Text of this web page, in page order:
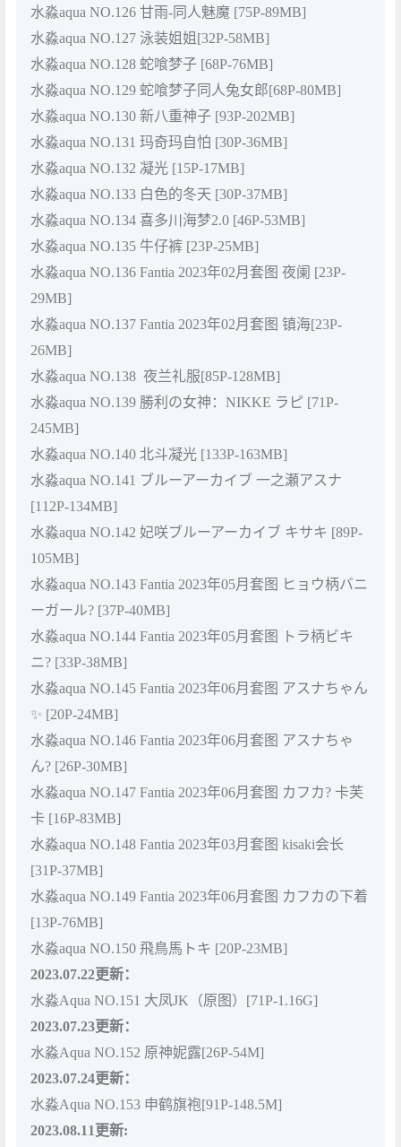
水淼aqua NO.126 甘雨-同人魅魔 [75P-89MB]
水淼aqua NO.127 泳装姐姐[32P-58MB]
水淼aqua NO.128 蛇喰梦子 [68P-76MB]
水淼aqua NO.129 蛇喰梦子同人兔女郎[68P-80MB]
水淼aqua NO.130 新八重神子 [93P-202MB]
水淼aqua NO.131 玛奇玛自怕 [30P-36MB]
水淼aqua NO.132 凝光 [15P-17MB]
水淼aqua NO.133 白色的冬天 [30P-37MB]
水淼aqua NO.134 喜多川海梦2.0 [46P-53MB]
水淼aqua NO.135 牛仔裤 [23P-25MB]
水淼aqua NO.136 Fantia 2023年02月套图 夜阑 [23P-
29MB]
水淼aqua NO.137 Fantia 2023年02月套图 镇海[23P-
26MB]
水淼aqua NO.138 夜兰礼服[85P-128MB]
水淼aqua NO.139 勝利の女神：NIKKE ラピ [71P-
245MB]
水淼aqua NO.140 北斗凝光 [133P-163MB]
水淼aqua NO.141 ブルーアーカイブ 一之瀬アスナ
[112P-134MB]
水淼aqua NO.142 妃咲ブルーアーカイブ キサキ [89P-
105MB]
水淼aqua NO.143 Fantia 2023年05月套图 ヒョウ柄バニ
ーガール? [37P-40MB]
水淼aqua NO.144 Fantia 2023年05月套图 トラ柄ビキ
ニ? [33P-38MB]
水淼aqua NO.145 Fantia 2023年06月套图 アスナちゃん
✨ [20P-24MB]
水淼aqua NO.146 Fantia 2023年06月套图 アスナちゃ
ん? [26P-30MB]
水淼aqua NO.147 Fantia 2023年06月套图 カフカ?️ 卡芙
卡 [16P-83MB]
水淼aqua NO.148 Fantia 2023年03月套图 kisaki会长
[31P-37MB]
水淼aqua NO.149 Fantia 2023年06月套图 カフカの下着
[13P-76MB]
水淼aqua NO.150 飛鳥馬トキ [20P-23MB]
2023.07.22更新：
水淼Aqua NO.151 大凤JK（原图）[71P-1.16G]
2023.07.23更新：
水淼Aqua NO.152 原神妮露[26P-54M]
2023.07.24更新：
水淼Aqua NO.153 申鹤旗袍[91P-148.5M]
2023.08.11更新: